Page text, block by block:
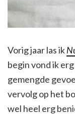
Vorig jaar las ik
begin vond ik
gemengde
vervolg op het
wel heel erg